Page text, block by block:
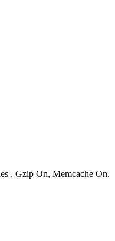
, Gzip On, Memcache On.